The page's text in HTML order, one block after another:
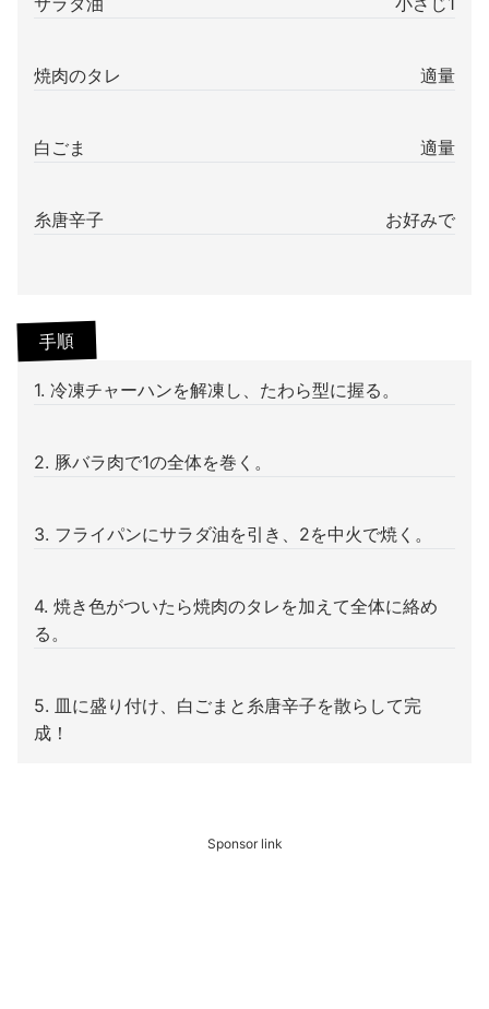
焼肉のタレ 適量
白ごま 適量
糸唐辛子 お好みで
手順
1. 冷凍チャーハンを解凍し、たわら型に握る。
2. 豚バラ肉で1の全体を巻く。
3. フライパンにサラダ油を引き、2を中火で焼く。
4. 焼き色がついたら焼肉のタレを加えて全体に絡め
る。
5. 皿に盛り付け、白ごまと糸唐辛子を散らして完
成！
Sponsor link